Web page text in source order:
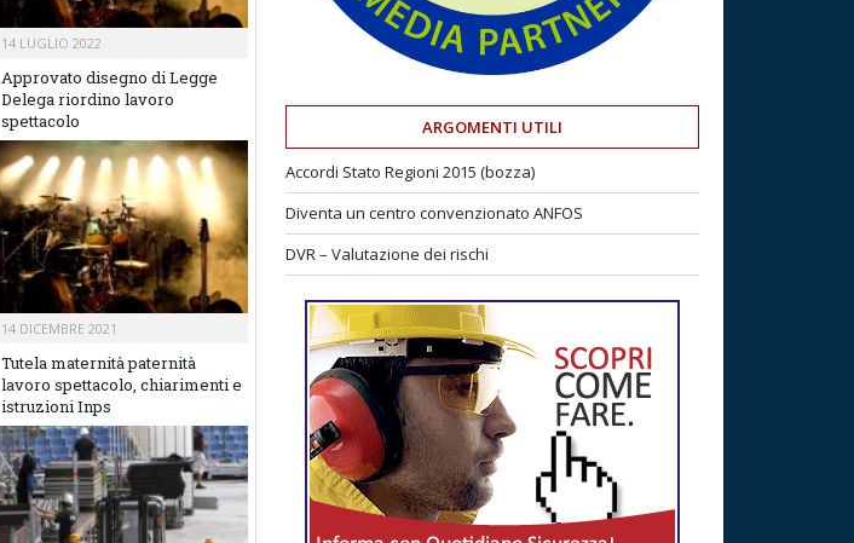
14 LUGLIO 2022
Approvato disegno di Legge
Delega riordino lavoro
spettacolo
14 DICEMBRE 2021
Tutela maternità paternità
lavoro spettacolo, chiarimenti e
istruzioni Inps
ARGOMENTI UTILI
Accordi Stato Regioni 2015 (bozza)
Diventa un centro convenzionato ANFOS
DVR – Valutazione dei rischi